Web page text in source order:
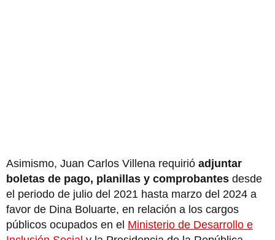
Asimismo, Juan Carlos Villena requirió adjuntar
boletas de pago, planillas y comprobantes desde
el periodo de julio del 2021 hasta marzo del 2024 a
favor de Dina Boluarte, en relación a los cargos
públicos ocupados en el Ministerio de Desarrollo e